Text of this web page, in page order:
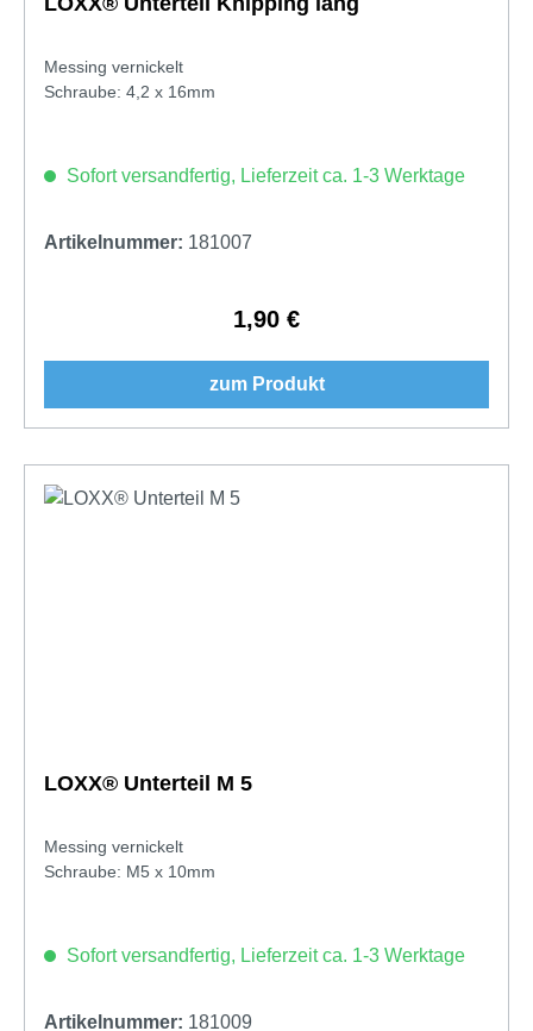
Messing vernickelt
Schraube: 4,2 x 16mm
Sofort versandfertig, Lieferzeit ca. 1-3 Werktage
Artikelnummer: 181007
Regulärer Preis:
1,90 €
zum Produkt
LOXX® Unterteil M 5
Messing vernickelt
Schraube: M5 x 10mm
Sofort versandfertig, Lieferzeit ca. 1-3 Werktage
Artikelnummer: 181009